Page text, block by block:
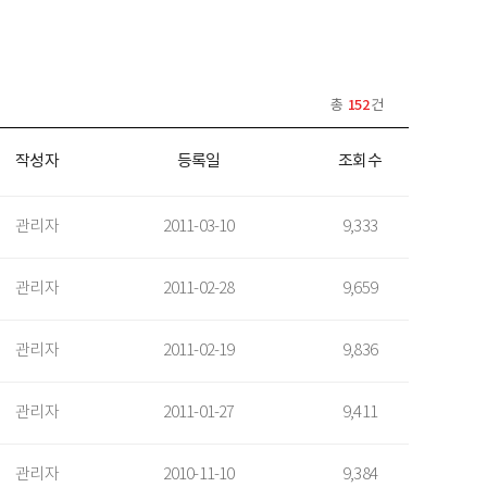
총 152 건
작성자 등록일 조회수
관리자 2011-03-10 9,333
관리자 2011-02-28 9,659
관리자 2011-02-19 9,836
관리자 2011-01-27 9,411
관리자 2010-11-10 9,384